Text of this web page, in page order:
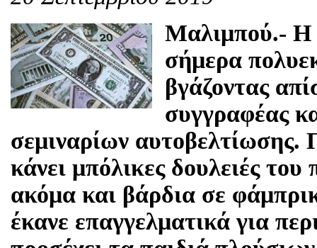
Μαλιμπού.- Η
σήμερα
βγάζοντας
συγγραφέας
σεμιναρίων αυτοβελτίωσης.
κάνει μπόλικες δουλειές
ακόμα και βάρδια σε
έκανε επαγγελματικά για